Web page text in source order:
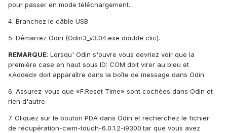
pour passer en mode téléchargement.
4. Branchez le câble USB
5. Démarrez Odin (Odin3_v3.04.exe double clic).
REMARQUE: Lorsqu' Odin s'ouvre vous devriez voir que la
première case en haut sous ID: COM doit virer au bleu et
«Added» doit apparaître dans la boîte de message dans Odin.
6. Assurez-vous que «F.Reset Time» sont cochées dans Odin et
rien d'autre.
7. Cliquez sur le bouton PDA dans Odin et recherchez le fichier
de récupération-cwm-touch-6.0.1.2-i9300.tar que vous avez